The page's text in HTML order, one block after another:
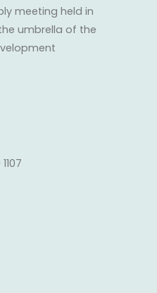
meeting held in
umbrella of the